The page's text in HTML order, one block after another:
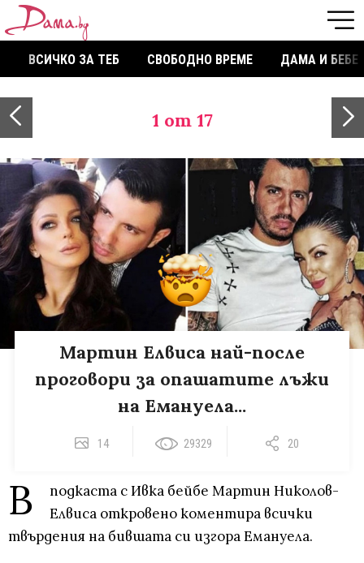
ВСИЧКО ЗА ТЕБ СВОБОДНО ВРЕМЕ ДАМА И БЕБЕ
1 от 17
Mартин Елвиса най-после
проговори за опашатите лъжи
на Емануела...
14 29329 20
В
подкаста с Ивка бейбе Мартин Николов-
Елвиса откровено коментира всички
твърдения на бившата си изгора Емануела.